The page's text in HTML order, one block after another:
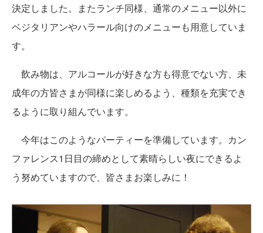
決定しました。またランチ同様、通常のメニュー以外に
ベジタリアンやハラール向けのメニューも用意していま
す。
飲み物は、アルコールが好きな方も得意でない方、未
成年の方皆さまが同様に楽しめるよう、種類を充実でき
るように取り組んでいます。
今年はこのようなパーティーを準備しています。カン
ファレンス1日目の締めとして素晴らしい夜にできるよ
う努めていますので、皆さまお楽しみに！